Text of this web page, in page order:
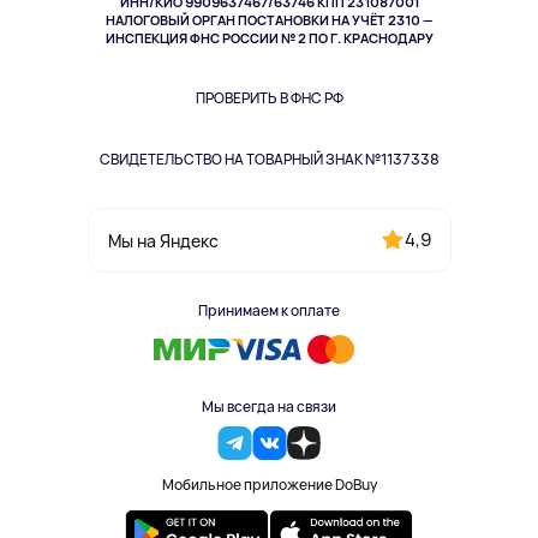
НАЛОГОВЫЙ ОРГАН ПОСТАНОВКИ НА УЧЁТ 2310 —
ИНСПЕКЦИЯ ФНС РОССИИ № 2 ПО Г. КРАСНОДАРУ
ПРОВЕРИТЬ В ФНС РФ
СВИДЕТЕЛЬСТВО НА ТОВАРНЫЙ ЗНАК №1137338
Мы на Яндекс 4,9
Принимаем к оплате
Мы всегда на связи
Мобильное приложение DoBuy
Здоровье питомцев
Одежда и аксессуары